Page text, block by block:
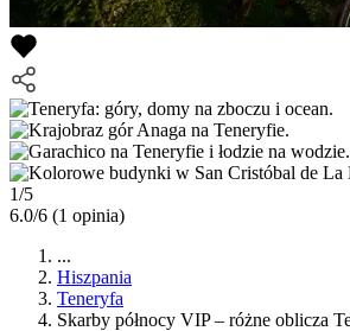
1/5
6.0/6 (1 opinia)
...
Hiszpania
Teneryfa
Skarby północy VIP – różne oblicza